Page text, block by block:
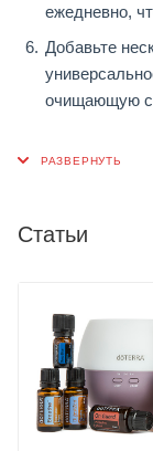
ежедневно,
Добавьте
очищающую
Статьи